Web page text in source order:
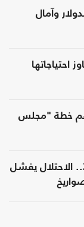
وآمال
احتياجاتها
رغم خطة "مجلس
بعد وقوع خسائر باهظة منذ 2023.. الاحتلال يفشل